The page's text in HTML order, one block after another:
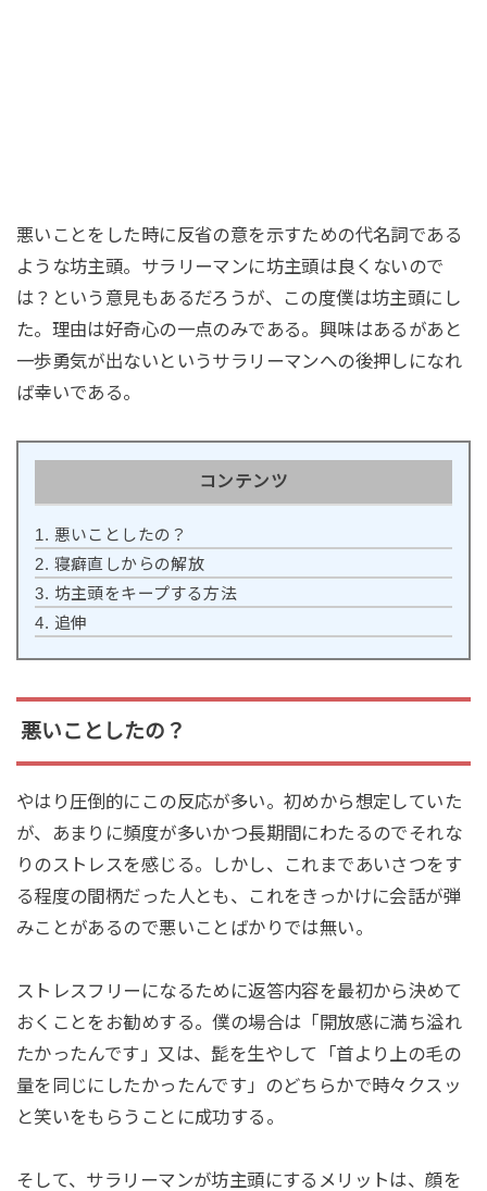
悪いことをした時に反省の意を示すための代名詞である
ような坊主頭。サラリーマンに坊主頭は良くないので
は？という意見もあるだろうが、この度僕は坊主頭にし
た。理由は好奇心の一点のみである。興味はあるがあと
一歩勇気が出ないというサラリーマンへの後押しになれ
ば幸いである。
コンテンツ
1. 悪いことしたの？
2. 寝癖直しからの解放
3. 坊主頭をキープする方法
4. 追伸
悪いことしたの？
やはり圧倒的にこの反応が多い。初めから想定していた
が、あまりに頻度が多いかつ長期間にわたるのでそれな
りのストレスを感じる。しかし、これまであいさつをす
る程度の間柄だった人とも、これをきっかけに会話が弾
みことがあるので悪いことばかりでは無い。
ストレスフリーになるために返答内容を最初から決めて
おくことをお勧めする。僕の場合は「開放感に満ち溢れ
たかったんです」又は、髭を生やして「首より上の毛の
量を同じにしたかったんです」のどちらかで時々クスッ
と笑いをもらうことに成功する。
そして、サラリーマンが坊主頭にするメリットは、顔を